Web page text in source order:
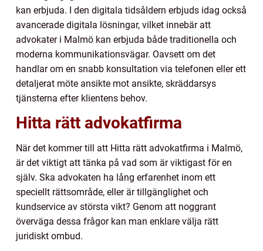
kan erbjuda. I den digitala tidsåldern erbjuds idag också
avancerade digitala lösningar, vilket innebär att
advokater i Malmö kan erbjuda både traditionella och
moderna kommunikationsvägar. Oavsett om det
handlar om en snabb konsultation via telefonen eller ett
detaljerat möte ansikte mot ansikte, skräddarsys
tjänsterna efter klientens behov.
Hitta rätt advokatfirma
När det kommer till att Hitta rätt advokatfirma i Malmö,
är det viktigt att tänka på vad som är viktigast för en
själv. Ska advokaten ha lång erfarenhet inom ett
speciellt rättsområde, eller är tillgänglighet och
kundservice av största vikt? Genom att noggrant
överväga dessa frågor kan man enklare välja rätt
juridiskt ombud.